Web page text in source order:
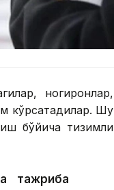
ногиронлар,
кўрсатадилар. Шу
бўйича тизимли
тажриба